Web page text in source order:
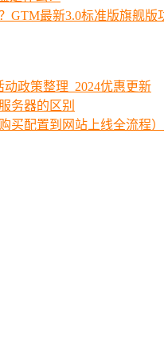
GTM最新3.0标准版旗舰版
政策整理_2024优惠更新
务器的区别
买配置到网站上线全流程）